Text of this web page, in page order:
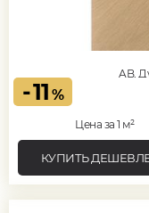
AB,
-11 %
Цена за 1 м²
КУПИТЬ